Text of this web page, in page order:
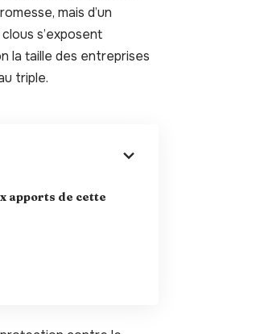
mais d’un
s’exposent
la taille des entreprises
triple.
apports de cette